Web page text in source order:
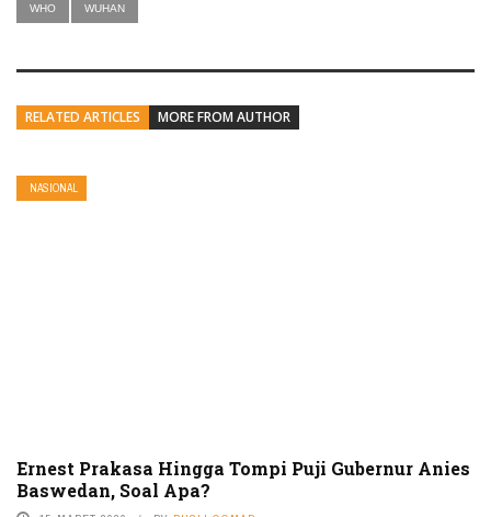
WHO WUHAN
RELATED ARTICLES MORE FROM AUTHOR
NASIONAL
Ernest Prakasa Hingga Tompi Puji Gubernur Anies
Baswedan, Soal Apa?